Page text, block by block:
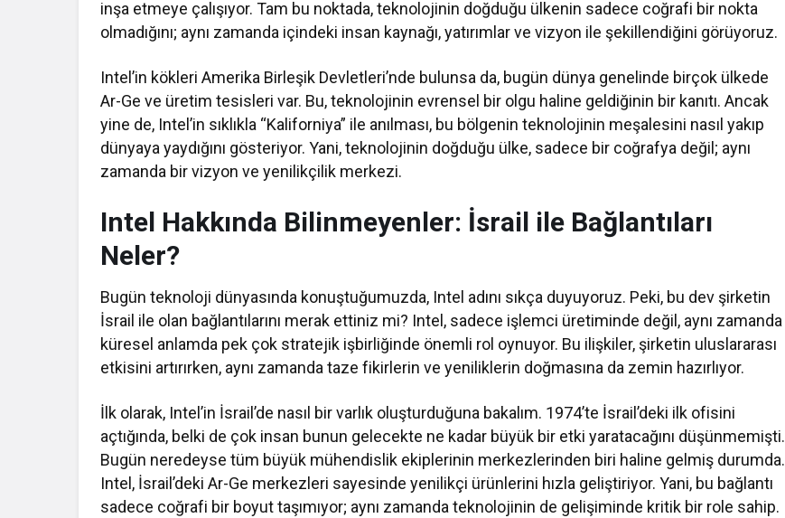
inşa etmeye çalışıyor. Tam bu noktada, teknolojinin doğduğu ülkenin sadece coğrafi bir nokta
olmadığını; aynı zamanda içindeki insan kaynağı, yatırımlar ve vizyon ile şekillendiğini görüyoruz.
Intel’in kökleri Amerika Birleşik Devletleri’nde bulunsa da, bugün dünya genelinde birçok ülkede
Ar-Ge ve üretim tesisleri var. Bu, teknolojinin evrensel bir olgu haline geldiğinin bir kanıtı. Ancak
yine de, Intel’in sıklıkla “Kaliforniya” ile anılması, bu bölgenin teknolojinin meşalesini nasıl yakıp
dünyaya yaydığını gösteriyor. Yani, teknolojinin doğduğu ülke, sadece bir coğrafya değil; aynı
zamanda bir vizyon ve yenilikçilik merkezi.
Intel Hakkında Bilinmeyenler: İsrail ile Bağlantıları
Neler?
Bugün teknoloji dünyasında konuştuğumuzda, Intel adını sıkça duyuyoruz. Peki, bu dev şirketin
İsrail ile olan bağlantılarını merak ettiniz mi? Intel, sadece işlemci üretiminde değil, aynı zamanda
küresel anlamda pek çok stratejik işbirliğinde önemli rol oynuyor. Bu ilişkiler, şirketin uluslararası
etkisini artırırken, aynı zamanda taze fikirlerin ve yeniliklerin doğmasına da zemin hazırlıyor.
İlk olarak, Intel’in İsrail’de nasıl bir varlık oluşturduğuna bakalım. 1974’te İsrail’deki ilk ofisini
açtığında, belki de çok insan bunun gelecekte ne kadar büyük bir etki yaratacağını düşünmemişti.
Bugün neredeyse tüm büyük mühendislik ekiplerinin merkezlerinden biri haline gelmiş durumda.
Intel, İsrail’deki Ar-Ge merkezleri sayesinde yenilikçi ürünlerini hızla geliştiriyor. Yani, bu bağlantı
sadece coğrafi bir boyut taşımıyor; aynı zamanda teknolojinin de gelişiminde kritik bir role sahip.